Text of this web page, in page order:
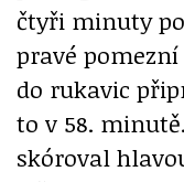
čtyři minuty
pravé
do rukavic
to v 58.
skóroval